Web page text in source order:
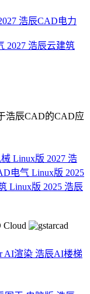
浩辰CAD电力
2027 浩辰云建筑
浩辰CAD的CAD应
Linux版 2027 浩
电气 Linux版 2025
Linux版 2025 浩辰
Cloud
AI渲染 浩辰AI楼梯